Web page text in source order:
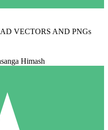
VECTORS AND PNGs
Himash